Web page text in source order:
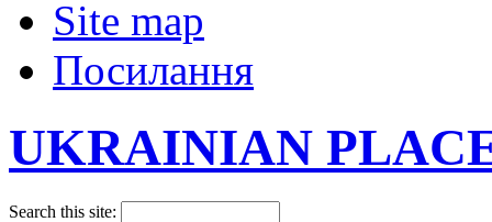
Site map
Посилання
UKRAINIAN
Search this site: